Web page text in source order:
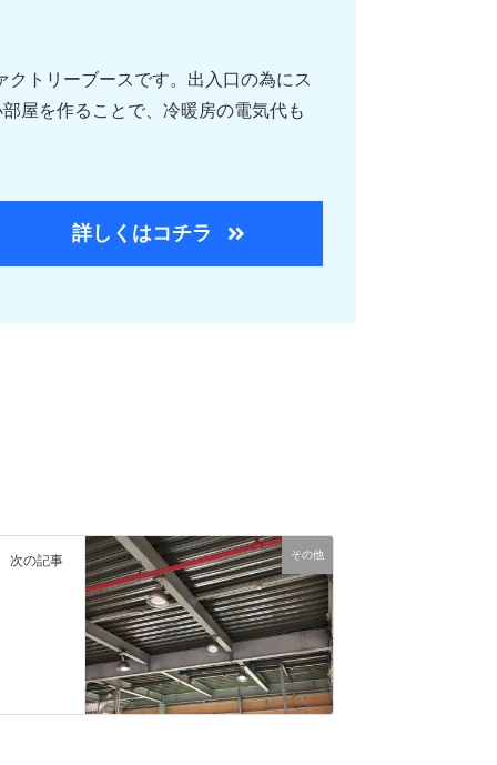
トリーブースです。出入口の為にス
屋を作ることで、冷暖房の電気代も
詳しくはコチラ
その他
次の記事